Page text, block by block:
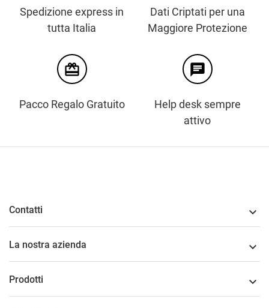
Spedizione express in
tutta Italia
Dati Criptati per una
Maggiore Protezione
card_giftcard
Pacco Regalo Gratuito
chat
Help desk sempre
attivo
Contatti 
La nostra azienda 
Prodotti 